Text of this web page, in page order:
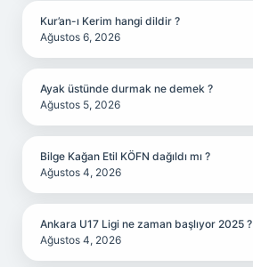
Kur’an-ı Kerim hangi dildir ?
Ağustos 6, 2026
Ayak üstünde durmak ne demek ?
Ağustos 5, 2026
Bilge Kağan Etil KÖFN dağıldı mı ?
Ağustos 4, 2026
Ankara U17 Ligi ne zaman başlıyor 2025 ?
Ağustos 4, 2026